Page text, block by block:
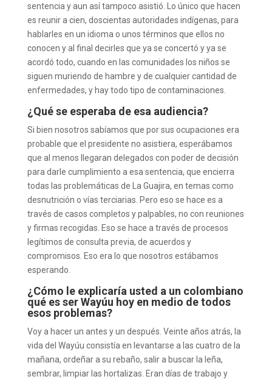
sentencia y aun así tampoco asistió. Lo único que hacen
es reunir a cien, doscientas autoridades indígenas, para
hablarles en un idioma o unos términos que ellos no
conocen y al final decirles que ya se concertó y ya se
acordó todo, cuando en las comunidades los niños se
siguen muriendo de hambre y de cualquier cantidad de
enfermedades, y hay todo tipo de contaminaciones.
¿Qué se esperaba de esa audiencia?
Si bien nosotros sabíamos que por sus ocupaciones era
probable que el presidente no asistiera, esperábamos
que al menos llegaran delegados con poder de decisión
para darle cumplimiento a esa sentencia, que encierra
todas las problemáticas de La Guajira, en temas como
desnutrición o vías terciarias. Pero eso se hace es a
través de casos completos y palpables, no con reuniones
y firmas recogidas. Eso se hace a través de procesos
legítimos de consulta previa, de acuerdos y
compromisos. Eso era lo que nosotros estábamos
esperando.
¿Cómo le explicaría usted a un colombiano
qué es ser Wayúu hoy en medio de todos
esos problemas?
Voy a hacer un antes y un después. Veinte años atrás, la
vida del Wayúu consistía en levantarse a las cuatro de la
mañana, ordeñar a su rebaño, salir a buscar la leña,
sembrar, limpiar las hortalizas. Eran días de trabajo y